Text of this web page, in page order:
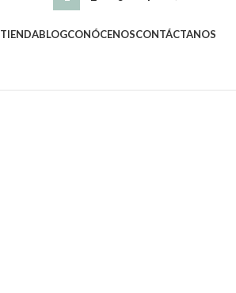
TIENDABLOGCONÓCENOSCONTÁCTANOS